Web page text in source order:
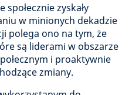
zyskały
w minionych dekadzie
polega ono na tym, że
są liderami w obszarze
i proaktywnie
zmiany.